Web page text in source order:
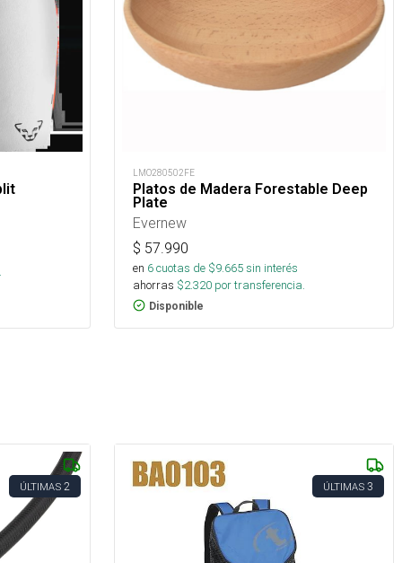
LMO280502FE
Platos de Madera Forestable Deep
Plate
Evernew
$ 57.990
en 6cuotas de $9.665sin interés
ahorras $2.320 por transferencia.
Disponible
ÚLTIMAS 2 ÚLTIMAS 3